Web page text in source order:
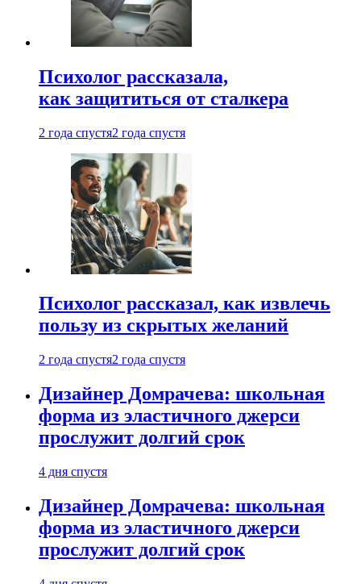
Психолог рассказала,
как защититься от сталкера
2 года спустя2 года спустя
Психолог рассказал, как извлечь
пользу из скрытых желаний
2 года спустя2 года спустя
Дизайнер Домрачева: школьная
форма из эластичного джерси
прослужит долгий срок
4 дня спустя
Дизайнер Домрачева: школьная
форма из эластичного джерси
прослужит долгий срок